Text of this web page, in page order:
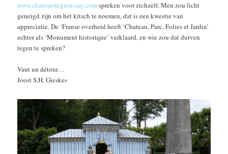
www.chateaudegroussay.comspreken voor zichzelf. Men zou licht
geneigd zijn om het kitsch te noemen, dat is een kwestie van
appreciatie. De ‘Franse overheid heeft ‘Chateau, Parc, Folies et Jardin’
echter als ‘Monument historique’ verklaard, en wie zou dat durven
tegen te spreken?
Vaut un détour…
Joost S.H. Gieskes